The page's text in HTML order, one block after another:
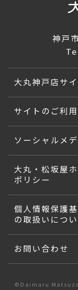
神戸
大丸神戸店サ
サイトのご利
ソーシャルメ
大丸・松坂屋
ポリシー
個人情報保護
の取扱いにつ
お問い合わせ
©Daimaru